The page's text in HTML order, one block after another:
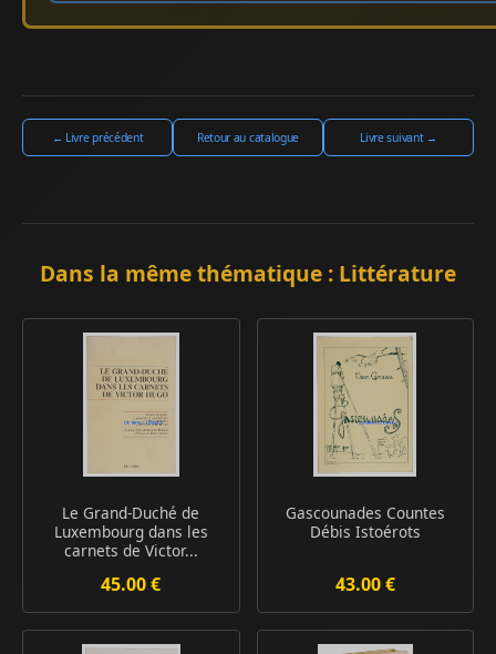
← Livre précédent Retour au catalogue Livre suivant →
Dans la même thématique : Littérature
Le Grand-Duché de
Luxembourg dans les
carnets de Victor...
45.00 €
Gascounades Countes
Débis Istoérots
43.00 €